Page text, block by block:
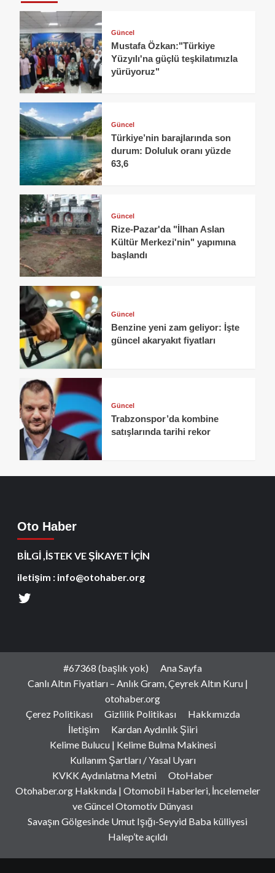
Güncel
Mustafa Özkan:"Türkiye
Yüzyılı'na güçlü teşkilatımızla
yürüyoruz"
Güncel
Türkiye’nin barajlarında son
durum: Doluluk oranı yüzde
63,6
Güncel
Rize-Pazar'da "İlhan Aslan
Kültür Merkezi'nin" yapımına
başlandı
Güncel
Benzine yeni zam geliyor: İşte
güncel akaryakıt fiyatları
Güncel
Trabzonspor’da kombine
satışlarında tarihi rekor
Oto Haber
BİLGİ ,İSTEK VE ŞİKAYET İÇİN
iletişim : info@otohaber.org
#67368 (başlık yok)
Ana Sayfa
Canlı Altın Fiyatları – Anlık Gram, Çeyrek Altın Kuru |
otohaber.org
Çerez Politikası
Gizlilik Politikası
Hakkımızda
İletişim
Kardan Aydınlık Şiiri
Kelime Bulucu | Kelime Bulma Makinesi
Kullanım Şartları / Yasal Uyarı
KVKK Aydınlatma Metni
OtoHaber
Otohaber.org Hakkında | Otomobil Haberleri, İncelemeler
ve Güncel Otomotiv Dünyası
Savaşın Gölgesinde Umut Işığı-Seyyid Baba külliyesi
Halep’te açıldı